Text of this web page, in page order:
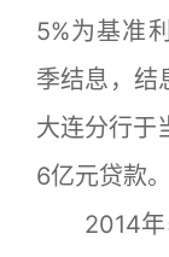
5%为基准
季结息，结
大连分行于
6亿元贷款。
2014年5